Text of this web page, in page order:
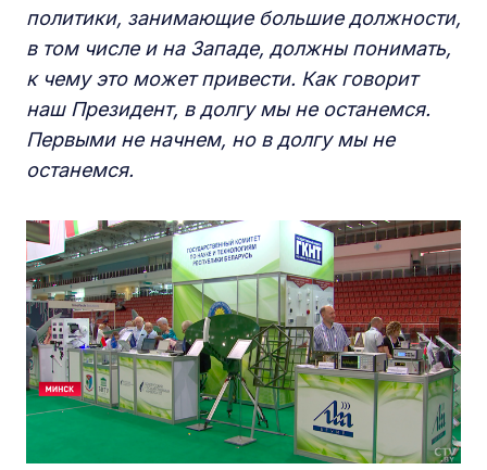
политики, занимающие большие должности,
в том числе и на Западе, должны понимать,
к чему это может привести. Как говорит
наш Президент, в долгу мы не останемся.
Первыми не начнем, но в долгу мы не
останемся.